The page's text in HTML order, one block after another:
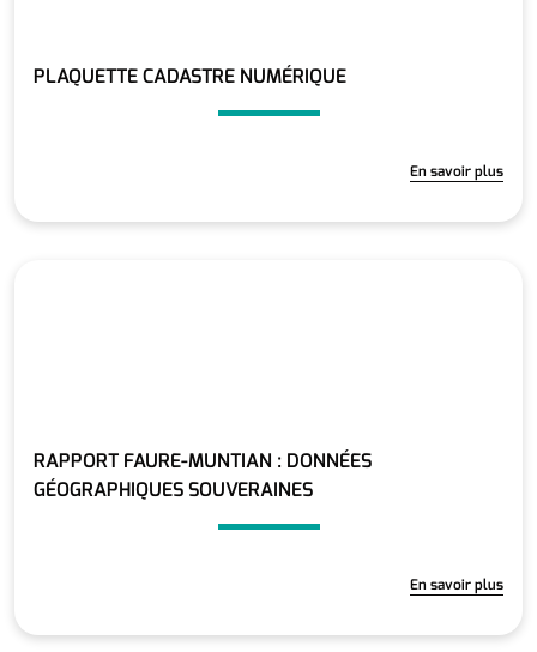
PLAQUETTE CADASTRE NUMÉRIQUE
En savoir plus
RAPPORT FAURE-MUNTIAN : DONNÉES
GÉOGRAPHIQUES SOUVERAINES
En savoir plus